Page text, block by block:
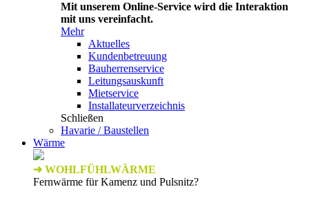
Mit unserem Online-Service wird die Interaktion
mit uns vereinfacht.
Mehr
Aktuelles
Kundenbetreuung
Bauherrenservice
Leitungsauskunft
Mietservice
Installateurverzeichnis
Schließen
Havarie / Baustellen
Wärme
➜ WOHLFÜHLWÄRME
Fernwärme für Kamenz und Pulsnitz?